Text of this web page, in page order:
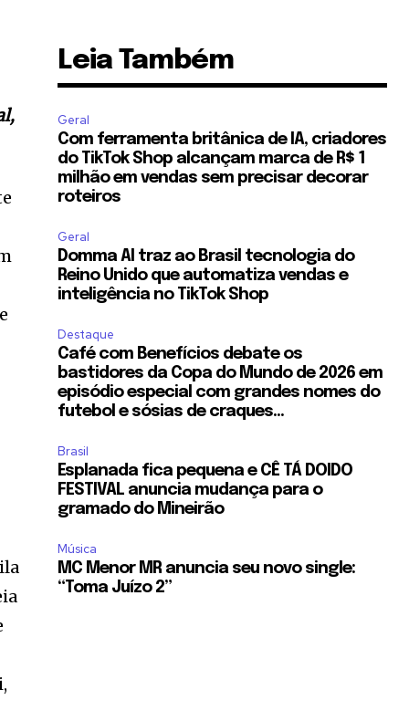
Leia Também
Geral
Com ferramenta britânica de IA, criadores
do TikTok Shop alcançam marca de R$ 1
milhão em vendas sem precisar decorar
roteiros
Geral
Domma AI traz ao Brasil tecnologia do
Reino Unido que automatiza vendas e
inteligência no TikTok Shop
Destaque
Café com Benefícios debate os
bastidores da Copa do Mundo de 2026 em
episódio especial com grandes nomes do
futebol e sósias de craques...
Brasil
Esplanada fica pequena e CÊ TÁ DOIDO
FESTIVAL anuncia mudança para o
gramado do Mineirão
Música
MC Menor MR anuncia seu novo single:
“Toma Juízo 2”